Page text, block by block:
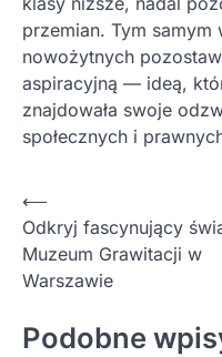
przemian. Tym
nowożytnych
aspiracyjną — ideą,
znajdowała swoje
społecznych i
Nawigacja
wpisu
⟵
Odkryj fascynujący
Muzeum Grawitacji w
Warszawie
Podobne